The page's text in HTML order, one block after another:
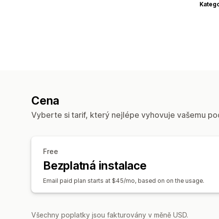
Cena
Vyberte si tarif, který nejlépe vyhovuje vašemu
Free
Bezplatná instalace
Email paid plan starts at $45/mo, based on on the usage.
Všechny poplatky jsou fakturovány v měně USD.